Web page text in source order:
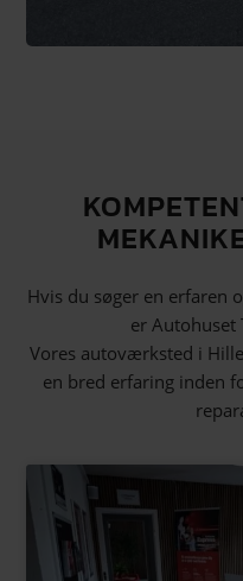
Hvis du søger en erfaren
er Autohuset
Vores autoværksted i
en bred erfaring inden